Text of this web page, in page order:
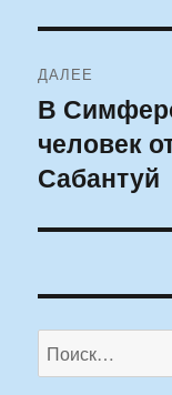
ДАЛЕЕ
Следующая
запись:
В
человек
Сабантуй
Искать: